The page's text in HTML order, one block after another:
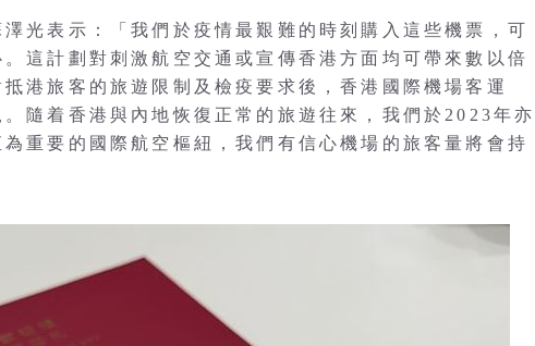
光表示：「我們於疫情最艱難的時刻購入這些機票，可
這計劃對刺激航空交通或宣傳香港方面均可帶來數以倍
港旅客的旅遊限制及檢疫要求後，香港國際機場客運
隨着香港與內地恢復正常的旅遊往來，我們於2023年亦
重要的國際航空樞紐，我們有信心機場的旅客量將會持